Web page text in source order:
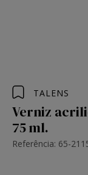
TALENS
Verniz
75 ml.
Referência: 65-